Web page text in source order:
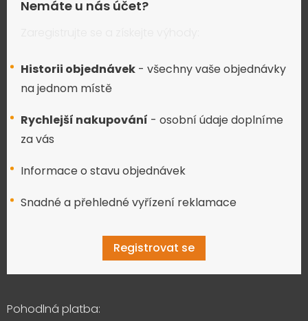
Nemáte u nás účet?
Historii objednávek - všechny vaše objednávky
na jednom místě
Rychlejší nakupování - osobní údaje doplníme
za vás
Informace o stavu objednávek
Snadné a přehledné vyřízení reklamace
Registrovat se
Pohodlná platba: